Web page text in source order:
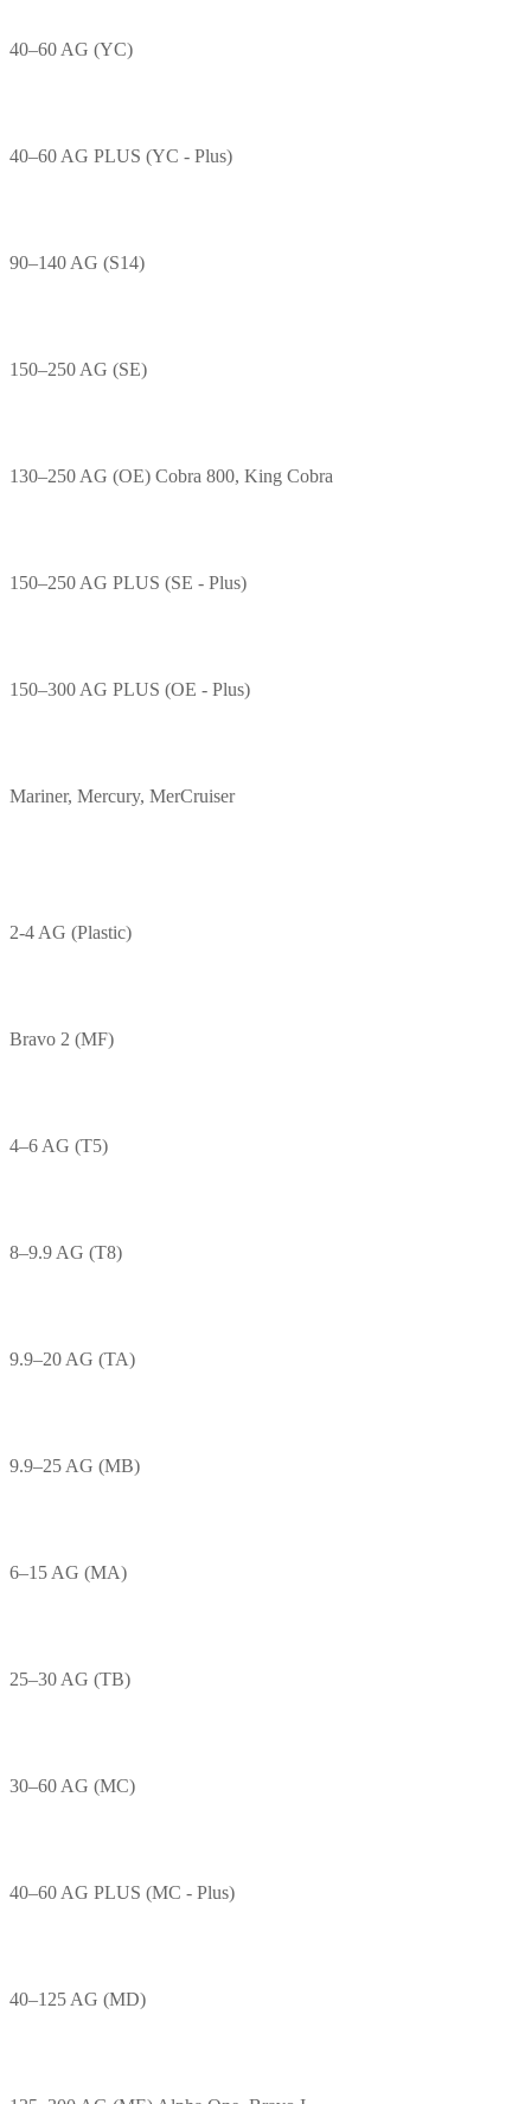
40–60 AG (YC)
40–60 AG PLUS (YC - Plus)
90–140 AG (S14)
150–250 AG (SE)
130–250 AG (OE) Cobra 800, King Cobra
150–250 AG PLUS (SE - Plus)
150–300 AG PLUS (OE - Plus)
Mariner, Mercury, MerCruiser
2-4 AG (Plastic)
Bravo 2 (MF)
4–6 AG (T5)
8–9.9 AG (T8)
9.9–20 AG (TA)
9.9–25 AG (MB)
6–15 AG (MA)
25–30 AG (TB)
30–60 AG (MC)
40–60 AG PLUS (MC - Plus)
40–125 AG (MD)